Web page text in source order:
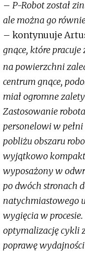
– P-Robot został
ale można go
– kontynuuje
gnące, które pracuje
na powierzchni
centrum gnące,
miał ogromne
Zastosowanie
personelowi w
pobliżu obszaru
wyjątkowo
wyposażony w
po dwóch stronach
natychmiastowego
wygięcia w
optymalizację cykli
poprawę